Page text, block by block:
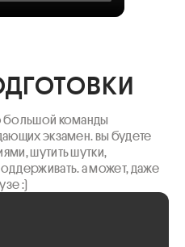
большой команды
экзамен. вы будете
шутить шутки,
а может, даже
:)